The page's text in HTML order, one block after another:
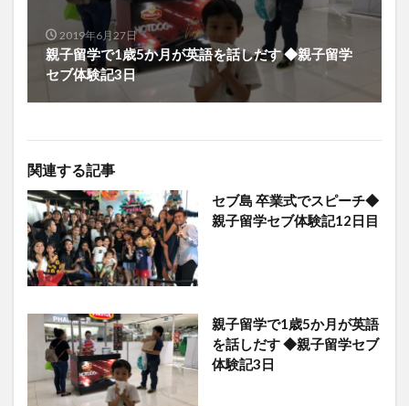
2019年6月27日
親子留学で1歳5か月が英語を話しだす ◆親子留学
セブ体験記3日
関連する記事
セブ島 卒業式でスピーチ◆
親子留学セブ体験記12日目
親子留学で1歳5か月が英語
を話しだす ◆親子留学セブ
体験記3日